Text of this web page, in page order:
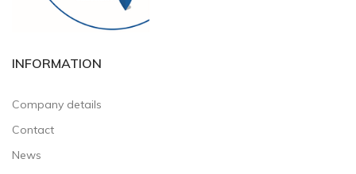
INFORMATION
Company details
Contact
News